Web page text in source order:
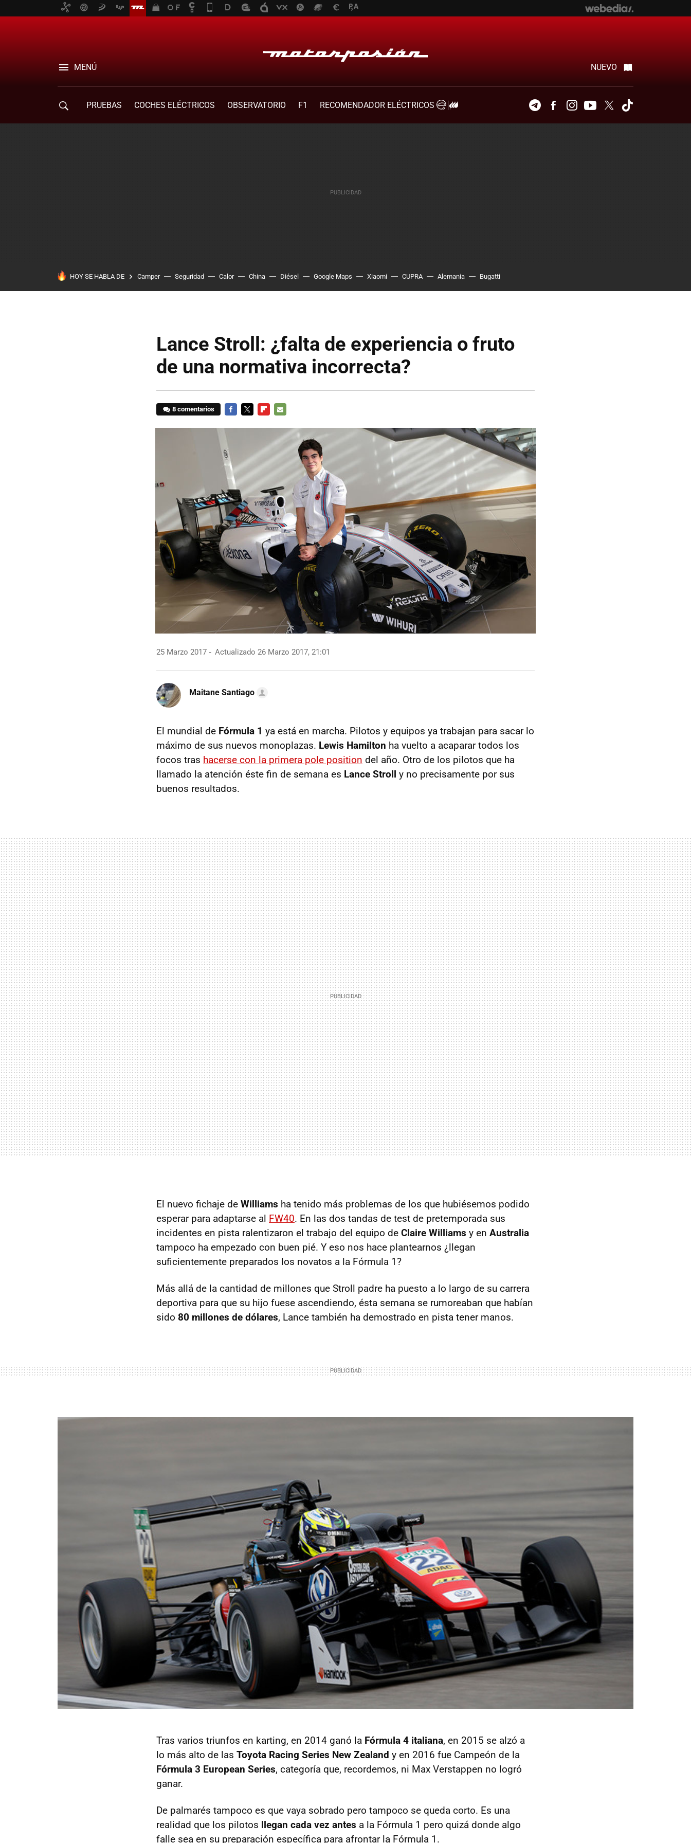
MENÚ NUEVO
PRUEBAS COCHES ELÉCTRICOS OBSERVATORIO F1
RECOMENDADOR ELÉCTRICOS
TelegramFacebookInstagramYoutubeTwitter
HOY SE HABLA DE Camper Seguridad Calor China Diésel Google Maps Xiaomi CUPRA Alemania Bugatti
Lance Stroll: ¿falta de experiencia o fruto
de una normativa incorrecta?
8 comentarios
MAIL
25 Marzo 2017 Actualizado 26 Marzo 2017, 21:01
Maitane Santiago
El mundial de Fórmula 1 ya está en marcha. Pilotos y equipos ya trabajan para sacar lo
máximo de sus nuevos monoplazas. Lewis Hamilton ha vuelto a acaparar todos los
focos tras hacerse con la primera pole position del año. Otro de los pilotos que ha
llamado la atención éste fin de semana es Lance Stroll y no precisamente por sus
buenos resultados.
El nuevo fichaje de Williams ha tenido más problemas de los que hubiésemos podido
esperar para adaptarse al FW40. En las dos tandas de test de pretemporada sus
incidentes en pista ralentizaron el trabajo del equipo de Claire Williams y en Australia
tampoco ha empezado con buen pié. Y eso nos hace plantearnos ¿llegan
suficientemente preparados los novatos a la Fórmula 1?
Más allá de la cantidad de millones que Stroll padre ha puesto a lo largo de su carrera
deportiva para que su hijo fuese ascendiendo, ésta semana se rumoreaban que habían
sido 80 millones de dólares, Lance también ha demostrado en pista tener manos.
Tras varios triunfos en karting, en 2014 ganó la Fórmula 4 italiana, en 2015 se alzó a
lo más alto de las Toyota Racing Series New Zealand y en 2016 fue Campeón de la
Fórmula 3 European Series, categoría que, recordemos, ni Max Verstappen no logró
ganar.
De palmarés tampoco es que vaya sobrado pero tampoco se queda corto. Es una
realidad que los pilotos llegan cada vez antes a la Fórmula 1 pero quizá donde algo
falle sea en su preparación específica para afrontar la Fórmula 1.